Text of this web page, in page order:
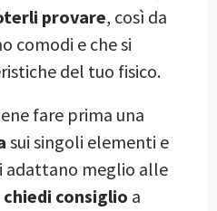
provare, così da
comodi e che si
del tuo fisico.
fare prima una
sui singoli elementi e
adattano meglio alle
chiedi consiglio a